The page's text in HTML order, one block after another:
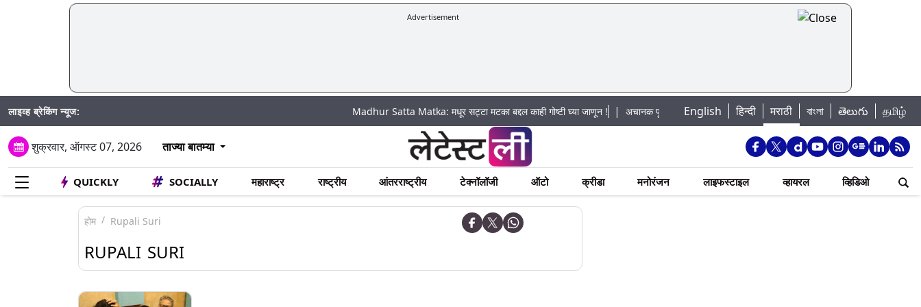
Advertisement
लाइव्ह ब्रेकिंग न्यूज: Madhur Satta Matka: मधूर सट्टा मटका बद्दल काही गोष्टी घ्या जाणून !|अचानक पूराचा धोका: खडकवासला धरणातून मुठानदी पात्रात विसर्ग सुरु; नागरिकांना
English हिन्दी मराठी বাংলা తెలుగు தமிழ்
शुक्रवार, ऑगस्ट 07, 2026 ताज्या बातम्या
QUICKLY SOCIALLY महाराष्ट्र राष्ट्रीय आंतरराष्ट्रीय टेक्नॉलॉजी ऑटो क्रीडा मनोरंजन लाइफस्टाइल व्हायरल व्हिडिओ
होम Rupali Suri
RUPALI SURI